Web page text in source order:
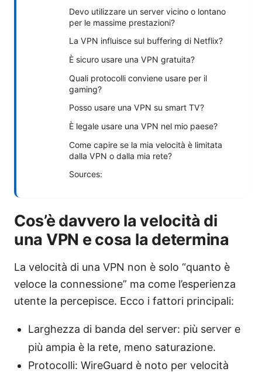
Devo utilizzare un server vicino o lontano
per le massime prestazioni?
La VPN influisce sul buffering di Netflix?
È sicuro usare una VPN gratuita?
Quali protocolli conviene usare per il
gaming?
Posso usare una VPN su smart TV?
È legale usare una VPN nel mio paese?
Come capire se la mia velocità è limitata
dalla VPN o dalla mia rete?
Sources:
Cos’è davvero la velocità di
una VPN e cosa la determina
La velocità di una VPN non è solo “quanto è
veloce la connessione” ma come l’esperienza
utente la percepisce. Ecco i fattori principali:
Larghezza di banda del server: più server e
più ampia è la rete, meno saturazione.
Protocolli: WireGuard è noto per velocità